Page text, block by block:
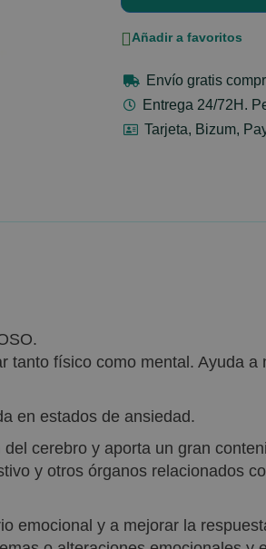
Añadir a favoritos
Envío gratis
Entrega 24/72H.
Tarjeta, Bizum,
tanto físico como mental. Ayuda
en estados de ansiedad.
cerebro y aporta un gran
y otros órganos relacionados
emocional y a mejorar la